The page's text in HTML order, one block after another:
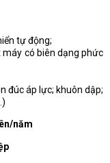
tự động;
máy có biên dạng phức
đúc áp lực; khuôn dập;
năm